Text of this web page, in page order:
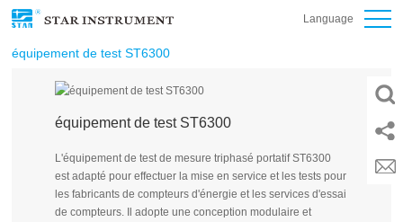
Language
équipement de test ST6300
équipement de test ST6300
L'équipement de test de mesure triphasé portatif ST6300
est adapté pour effectuer la mise en service et les tests pour
les fabricants de compteurs d'énergie et les services d'essai
de compteurs. Il adopte une conception modulaire et